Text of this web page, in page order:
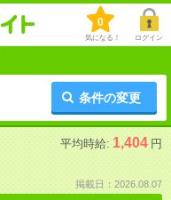
0
気になる！ ログイン
条件の変更
平均時給: 1,404 円
掲載日：2026.08.07